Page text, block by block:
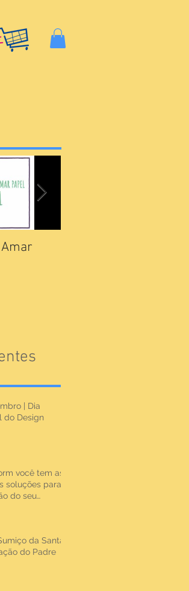
| Dia
do Design
você tem as
soluções para
do seu
da Santa
do Padre